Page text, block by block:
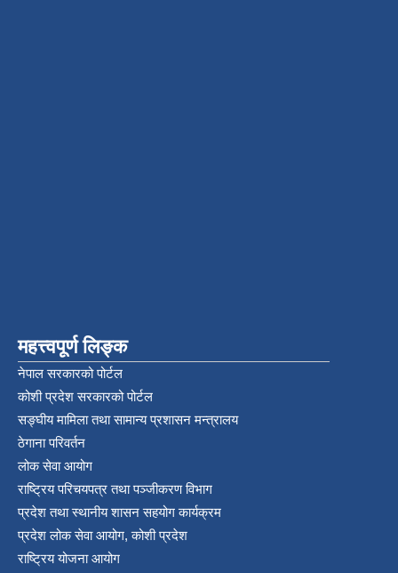
महत्त्वपूर्ण लिङ्क
नेपाल सरकारको पोर्टल
कोशी प्रदेश सरकारको पोर्टल
सङ्‍घीय मामिला तथा सामान्य प्रशासन मन्त्रालय
ठेगाना परिवर्तन
लोक सेवा आयोग
राष्ट्रिय परिचयपत्र तथा पञ्‍जीकरण विभाग
प्रदेश तथा स्थानीय शासन सहयोग कार्यक्रम
प्रदेश लोक सेवा आयोग, कोशी प्रदेश
राष्ट्रिय योजना आयोग